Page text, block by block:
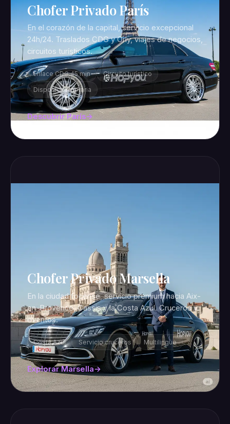
Chofer Privado París
En el corazón de la capital, servicio excepcional
24h/24. Traslados CDG y Orly, viajes de negocios,
circuitos turísticos.
Enlace CDG 45 min Circuito turístico
Disposición horaria
Descubrir París
Chofer Privado Marsella
En la ciudad focense, servicio premium hacia Aix-
en-Provence, Cassis y la Costa Azul. Cruceros y
eventos.
Costa Azul Servicio cruceros Multilingüe
Explorar Marsella